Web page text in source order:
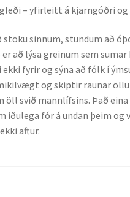
– yfirleitt á kjarngóðri og
sinnum, stundum að
að lýsa greinum sem
fyrir og sýna að fólk í
og skiptir raunar
svið mannlífsins. Það
iðulega fór á undan þeim og
aftur.